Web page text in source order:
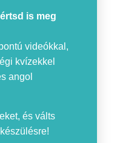
értsd is meg
videókkal,
kvízekkel
angol
és válts